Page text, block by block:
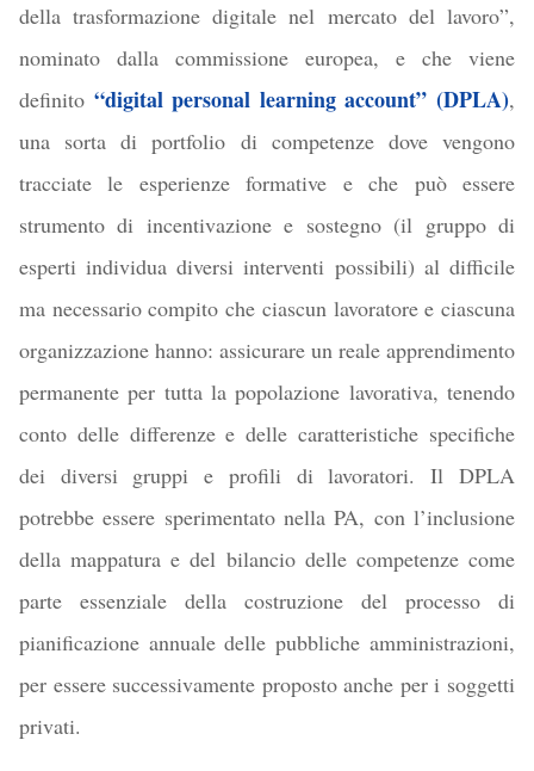
della trasformazione digitale nel mercato del lavoro”,
nominato dalla commissione europea, e che viene
definito “digital personal learning account” (DPLA),
una sorta di portfolio di competenze dove vengono
tracciate le esperienze formative e che può essere
strumento di incentivazione e sostegno (il gruppo di
esperti individua diversi interventi possibili) al difficile
ma necessario compito che ciascun lavoratore e ciascuna
organizzazione hanno: assicurare un reale apprendimento
permanente per tutta la popolazione lavorativa, tenendo
conto delle differenze e delle caratteristiche specifiche
dei diversi gruppi e profili di lavoratori. Il DPLA
potrebbe essere sperimentato nella PA, con l’inclusione
della mappatura e del bilancio delle competenze come
parte essenziale della costruzione del processo di
pianificazione annuale delle pubbliche amministrazioni,
per essere successivamente proposto anche per i soggetti
privati.